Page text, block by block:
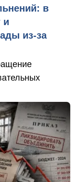
в
и
из-за